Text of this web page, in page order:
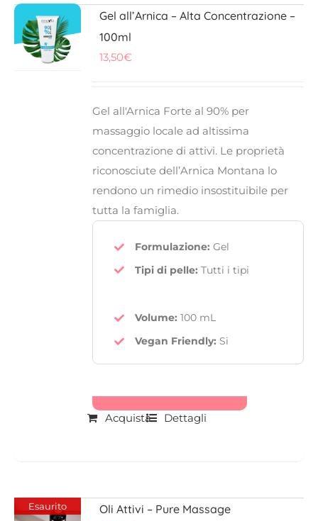
CAPELLI
FITOTERAPICI
Gel all’Arnica – Alta Concentrazione –
100ml
13,50€
Gel all'Arnica Forte al90% per
massaggio locale ad altissima
concentrazione di attivi. Le proprietà
riconosciute dell’Arnica Montana lo
rendono un rimedio insostituibile per
tutta la famiglia.
Formulazione: Gel
Tipi di pelle: Tutti i tipi
Volume: 100 mL
Vegan Friendly: Si
Acquista Dettagli
Esaurito Oli Attivi – Pure Massage